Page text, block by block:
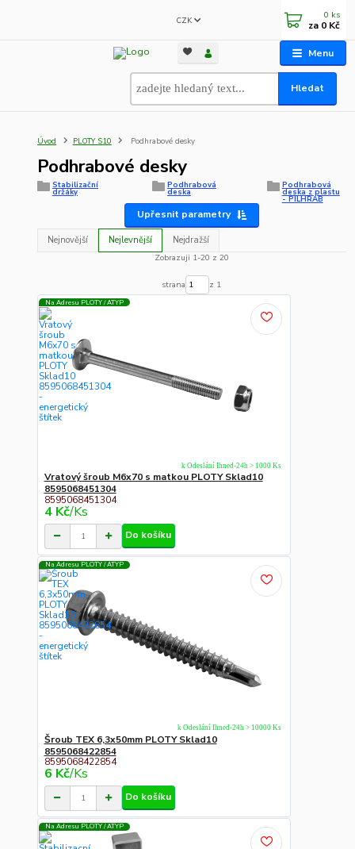
Menu
CZK
Hledat
0 ks
za 0 Kč
Úvod PLOTY S10 Podhrabové desky
Podhrabové desky
Stabilizační
držáky
Podhrabová
deska
Podhrabová
deska z plastu
- PILHRAB
Upřesnit parametry
Nejnovější Nejlevnější
Nejdražší
Zobrazuji 1-20 z 20
strana z 1
Na Adresu PLOTY / ATYP
Vratový šroub M6x70 s matkou PLOTY Sklad10
8595068451304
8595068451304
4 Kč/Ks
k Odeslání Ihned-24h > 1000 Ks
Do košíku
Na Adresu PLOTY / ATYP
Šroub TEX 6,3x50mm PLOTY Sklad10
8595068422854
8595068422854
6 Kč/Ks
k Odeslání Ihned-24h > 10000 Ks
Do košíku
Na Adresu PLOTY / ATYP